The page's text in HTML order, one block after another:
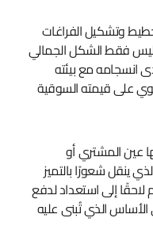
وتشكيل الفراغات
ليس فقط الشكل الجمالي
انسجامه مع بيئته
على قيمته السوقية
عين المشتري أو
ينقل شعورًا بالتميز
إلى استعداد لدفع
الذي تُبنى عليه